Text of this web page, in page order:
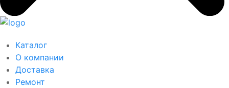
Каталог
О компании
Доставка
Ремонт